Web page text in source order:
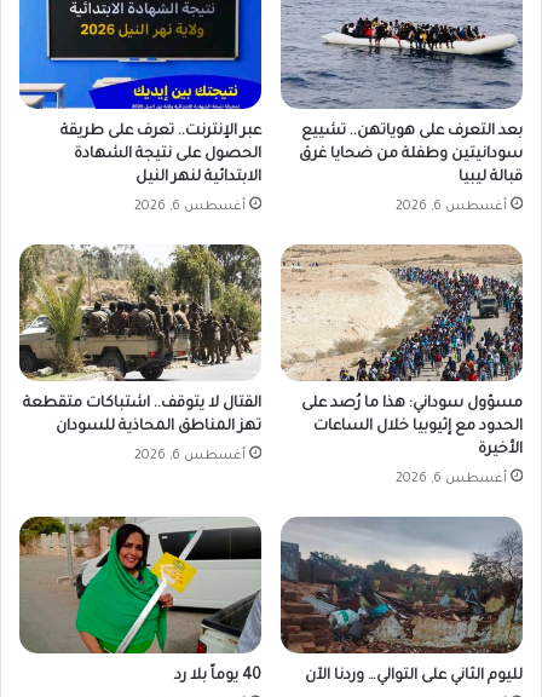
بعد التعرف على هوياتهن.. تشييع
سودانيتين وطفلة من ضحايا غرق
قبالة ليبيا
أغسطس 6, 2026
عبر الإنترنت.. تعرف على طريقة
الحصول على نتيجة الشهادة
الابتدائية لنهر النيل
أغسطس 6, 2026
مسؤول سوداني: هذا ما رُصد على
الحدود مع إثيوبيا خلال الساعات
الأخيرة
أغسطس 6, 2026
القتال لا يتوقف.. اشتباكات متقطعة
تهز المناطق المحاذية للسودان
أغسطس 6, 2026
لليوم الثاني على التوالي… وردنا الآن 40 يوماً بلا رد